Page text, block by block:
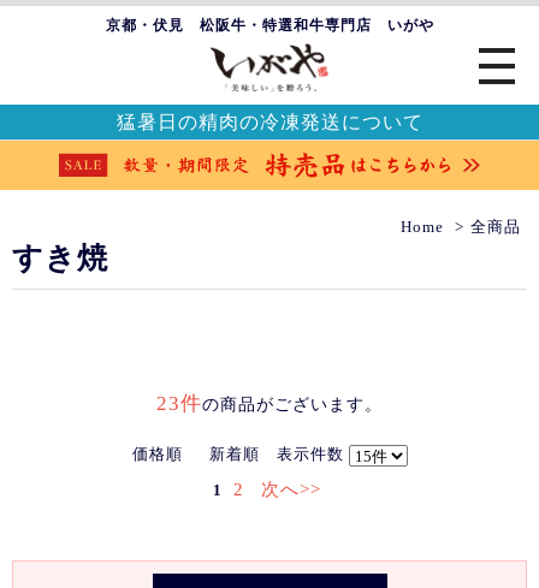
京都・伏見 松阪牛・特選和牛専門店 いがや
猛暑日の精肉の冷凍発送について
Home 全商品
すき焼
23件の商品がございます。
価格順 新着順 表示件数
1 2 次へ>>